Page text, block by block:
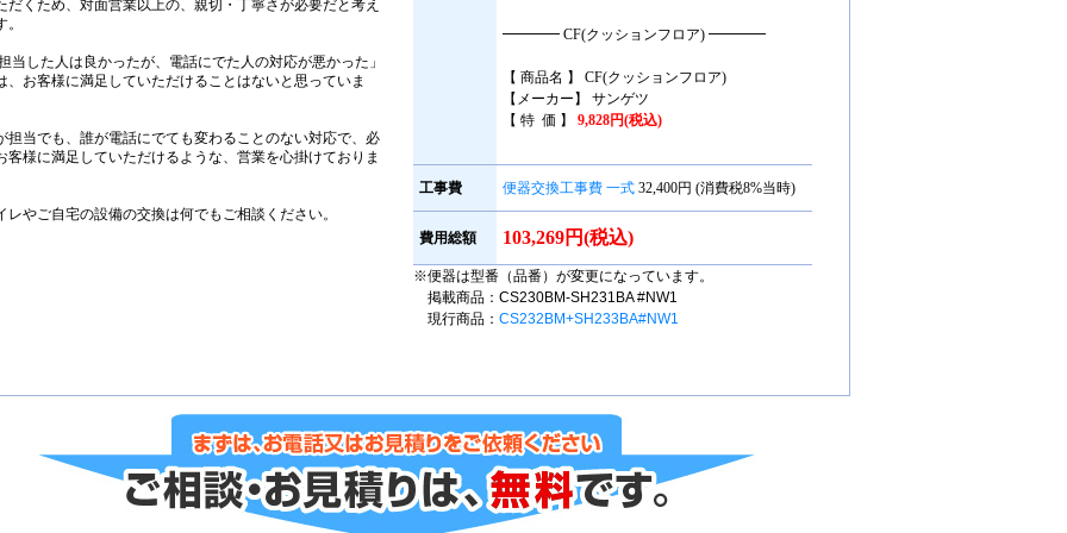
だくため、対面営業以上の、親切・丁寧さが必要だと考え
。
当した人は良かったが、電話にでた人の対応が悪かった」
、お客様に満足していただけることはないと思っていま
担当でも、誰が電話にでても変わることのない対応で、必
客様に満足していただけるような、営業を心掛けておりま
レやご自宅の設備の交換は何でもご相談ください。
━━━━ CF(クッションフロア) ━━━━
【 商品名 】 CF(クッションフロア)
【メーカー】 サンゲツ
【 特 価 】 9,828円(税込)
工事費 便器交換工事費 一式 32,400円 (消費税8%当時)
費用総額 103,269円(税込)
※便器は型番（品番）が変更になっています。
掲載商品：CS230BM-SH231BA #NW1
現行商品： CS232BM+SH233BA#NW1